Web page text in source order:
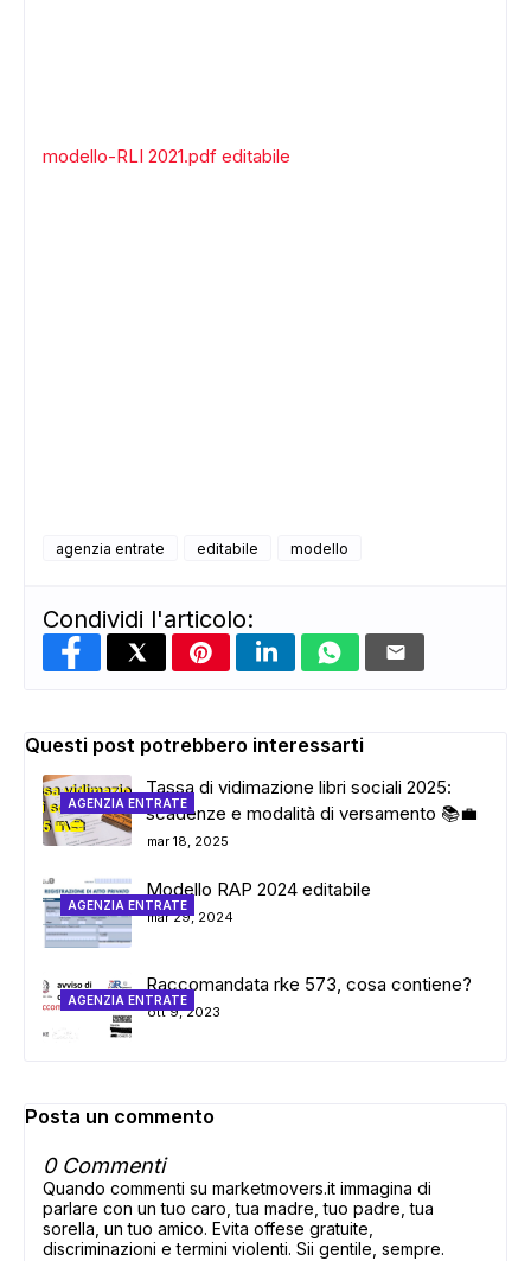
ADS
modello-RLI 2021.pdf editabile
agenzia entrate editabile modello
Condividi l'articolo:
Questi post potrebbero interessarti
AGENZIA ENTRATE
Tassa di vidimazione libri sociali 2025:
scadenze e modalità di versamento 📚💼
mar 18, 2025
AGENZIA ENTRATE
Modello RAP 2024 editabile
mar 29, 2024
AGENZIA ENTRATE
Raccomandata rke 573, cosa contiene?
ott 9, 2023
Posta un commento
0 Commenti
Quando commenti su marketmovers.it immagina di
parlare con un tuo caro, tua madre, tuo padre, tua
sorella, un tuo amico. Evita offese gratuite,
discriminazioni e termini violenti. Sii gentile, sempre.